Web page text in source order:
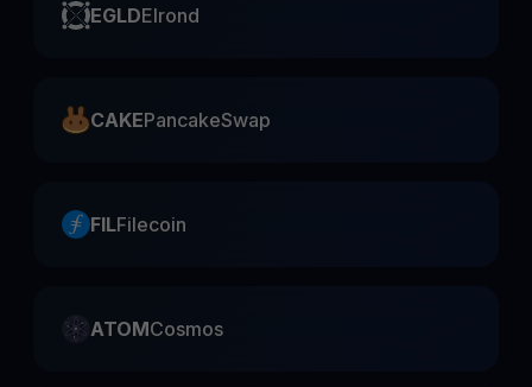
EGLDElrond
CAKEPancakeSwap
FILFilecoin
ATOMCosmos